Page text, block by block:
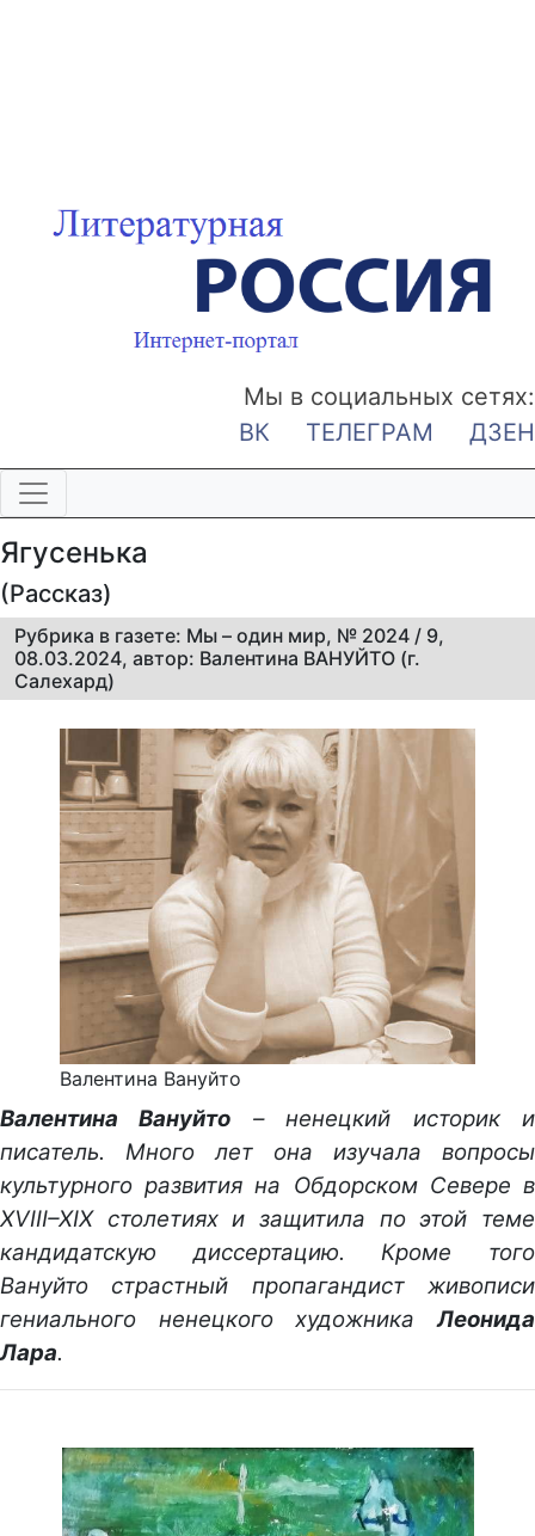
Мы в социальных сетях:
ВК
ТЕЛЕГРАМ ДЗЕН
Ягусенька
(Рассказ)
Рубрика в газете: Мы – один мир, № 2024 / 9,
08.03.2024, автор: Валентина ВАНУЙТО (г.
Салехард)
Валентина Вануйто
Валентина Вануйто – ненецкий историк и
писатель. Много лет она изучала вопросы
культурного развития на Обдорском Севере в
XVIII–XIX столетиях и защитила по этой теме
кандидатскую диссертацию. Кроме того
Вануйто страстный пропагандист живописи
гениального ненецкого художникаЛеонида
Лара.